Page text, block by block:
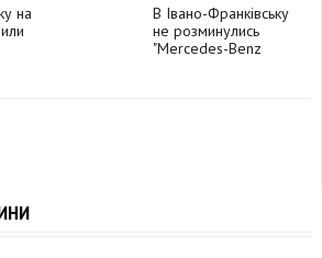
на
В Івано-Франківську
не розминулись
"Mercedes-Benz